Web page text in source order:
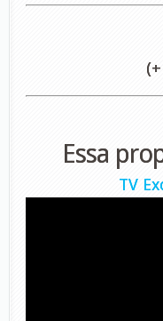
Essa
TV